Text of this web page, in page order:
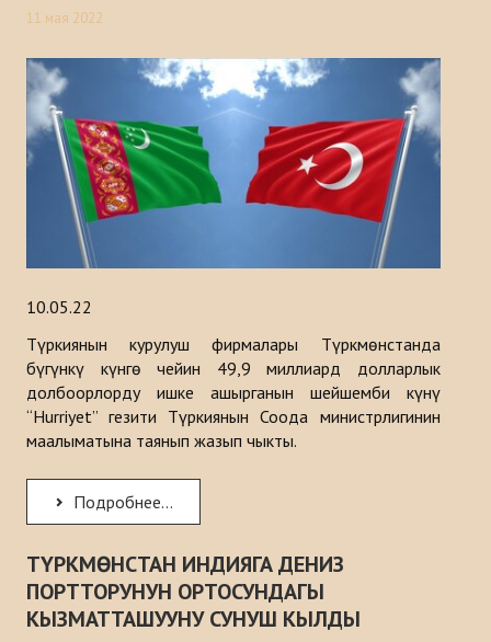
Жамаат
Келечек багыты; Миссиясы; Максаты;
Тарыхы
ИШ ЧАРАЛАР
КАБАРЛАР
Казакстан
Кыргызстан
Туркия
Туркменистан
Ѳзбекистан
Азербайджан
Макалалар
11 мая 2022
10.05.22
Түркиянын курулуш фирмалары Түркмөнстанда
бүгүнкү күнгө чейин 49,9 миллиард долларлык
долбоорлорду ишке ашырганын шейшемби күнү
“Hurriyet” гезити Түркиянын Соода министрлигинин
маалыматына таянып жазып чыкты.
Подробнее...
ТҮРКМӨНСТАН ИНДИЯГА ДЕНИЗ
ПОРТТОРУНУН ОРТОСУНДАГЫ
КЫЗМАТТАШУУНУ СУНУШ КЫЛДЫ